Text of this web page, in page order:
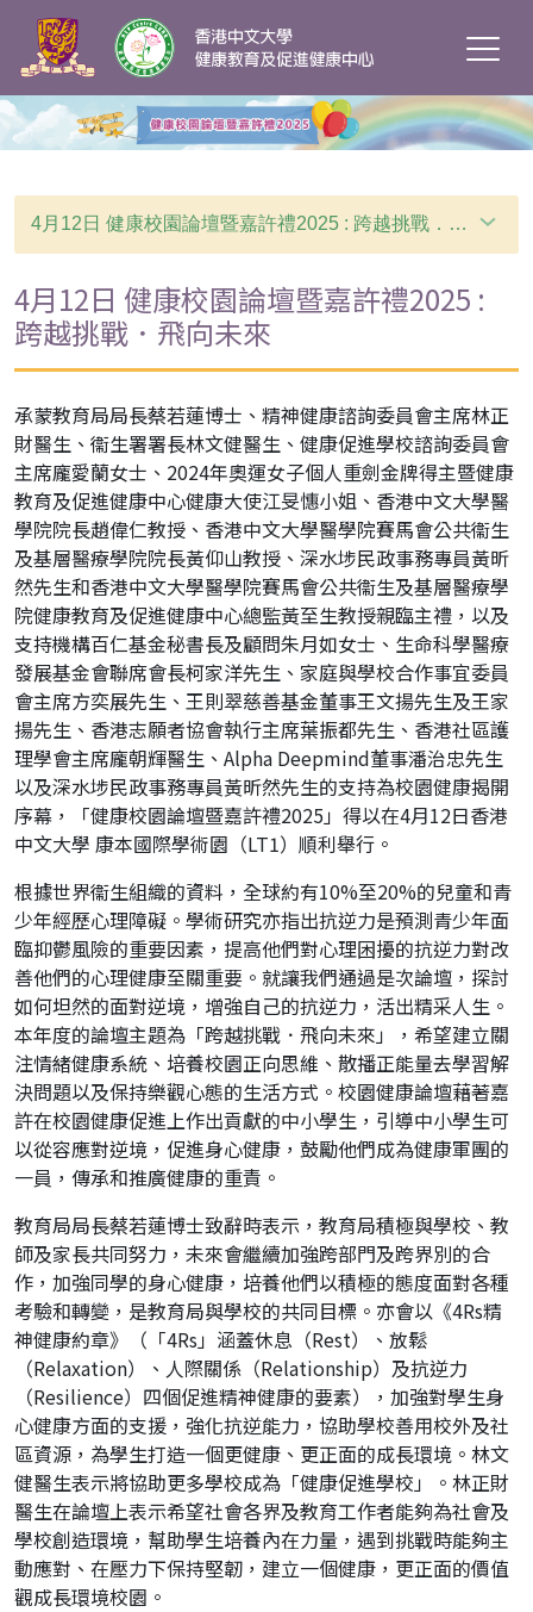
4月12日 健康校園論壇暨嘉許禮2025 : 跨越挑戰．飛向未來
4月12日 健康校園論壇暨嘉許禮2025 :
跨越挑戰．飛向未來
承蒙教育局局長蔡若蓮博士、精神健康諮詢委員會主席林正
財醫生、衞生署署長林文健醫生、健康促進學校諮詢委員會
主席龐愛蘭女士、2024年奧運女子個人重劍金牌得主暨健康
教育及促進健康中心健康大使江旻憓小姐、香港中文大學醫
學院院長趙偉仁教授、香港中文大學醫學院賽馬會公共衞生
及基層醫療學院院長黃仰山教授、深水埗民政事務專員黃昕
然先生和香港中文大學醫學院賽馬會公共衞生及基層醫療學
院健康教育及促進健康中心總監黃至生教授親臨主禮，以及
支持機構百仁基金秘書長及顧問朱月如女士、生命科學醫療
發展基金會聯席會長柯家洋先生、家庭與學校合作事宜委員
會主席方奕展先生、王則翠慈善基金董事王文揚先生及王家
揚先生、香港志願者協會執行主席葉振都先生、香港社區護
理學會主席龐朝輝醫生、Alpha Deepmind董事潘治忠先生
以及深水埗民政事務專員黃昕然先生的支持為校園健康揭開
序幕，「健康校園論壇暨嘉許禮2025」得以在4月12日香港
中文大學 康本國際學術園（LT1）順利舉行。
根據世界衞生組織的資料，全球約有10%至20%的兒童和青
少年經歷心理障礙。學術研究亦指出抗逆力是預測青少年面
臨抑鬱風險的重要因素，提高他們對心理困擾的抗逆力對改
善他們的心理健康至關重要。就讓我們通過是次論壇，探討
如何坦然的面對逆境，增強自己的抗逆力，活出精采人生。
本年度的論壇主題為「跨越挑戰．飛向未來」，希望建立關
注情緒健康系統、培養校園正向思維、散播正能量去學習解
決問題以及保持樂觀心態的生活方式。校園健康論壇藉著嘉
許在校園健康促進上作出貢獻的中小學生，引導中小學生可
以從容應對逆境，促進身心健康，鼓勵他們成為健康軍團的
一員，傳承和推廣健康的重責。
教育局局長蔡若蓮博士致辭時表示，教育局積極與學校、教
師及家長共同努力，未來會繼續加強跨部門及跨界別的合
作，加強同學的身心健康，培養他們以積極的態度面對各種
考驗和轉變，是教育局與學校的共同目標。亦會以《4Rs精
神健康約章》（「4Rs」涵蓋休息（Rest）、放鬆
（Relaxation）、人際關係（Relationship）及抗逆力
（Resilience）四個促進精神健康的要素），加強對學生身
心健康方面的支援，強化抗逆能力，協助學校善用校外及社
區資源，為學生打造一個更健康、更正面的成長環境。林文
健醫生表示將協助更多學校成為「健康促進學校」。林正財
醫生在論壇上表示希望社會各界及教育工作者能夠為社會及
學校創造環境，幫助學生培養內在力量，遇到挑戰時能夠主
動應對、在壓力下保持堅韌，建立一個健康，更正面的價值
觀成長環境校園。